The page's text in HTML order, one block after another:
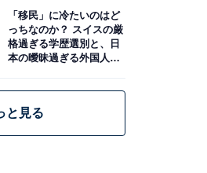
「移民」に冷たいのはど
っちなのか？ スイスの厳
格過ぎる学歴選別と、日
本の曖昧過ぎる外国人政
と見る